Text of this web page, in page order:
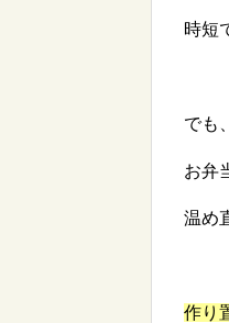
時短
でも
お弁
温め
作り